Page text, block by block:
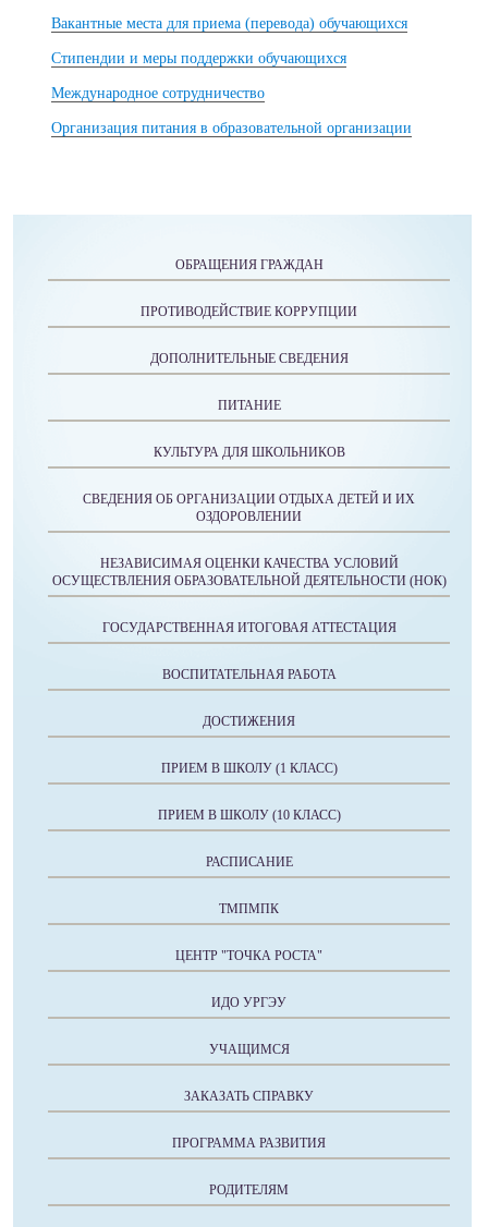
Вакантные места для приема (перевода) обучающихся
Стипендии и меры поддержки обучающихся
Международное сотрудничество
Организация питания в образовательной организации
ОБРАЩЕНИЯ ГРАЖДАН
ПРОТИВОДЕЙСТВИЕ КОРРУПЦИИ
ДОПОЛНИТЕЛЬНЫЕ СВЕДЕНИЯ
ПИТАНИЕ
КУЛЬТУРА ДЛЯ ШКОЛЬНИКОВ
СВЕДЕНИЯ ОБ ОРГАНИЗАЦИИ ОТДЫХА ДЕТЕЙ И ИХ
ОЗДОРОВЛЕНИИ
НЕЗАВИСИМАЯ ОЦЕНКИ КАЧЕСТВА УСЛОВИЙ
ОСУЩЕСТВЛЕНИЯ ОБРАЗОВАТЕЛЬНОЙ ДЕЯТЕЛЬНОСТИ (НОК)
ГОСУДАРСТВЕННАЯ ИТОГОВАЯ АТТЕСТАЦИЯ
ВОСПИТАТЕЛЬНАЯ РАБОТА
ДОСТИЖЕНИЯ
ПРИЕМ В ШКОЛУ (1 КЛАСС)
ПРИЕМ В ШКОЛУ (10 КЛАСС)
РАСПИСАНИЕ
ТМПМПК
ЦЕНТР "ТОЧКА РОСТА"
ИДО УРГЭУ
УЧАЩИМСЯ
ЗАКАЗАТЬ СПРАВКУ
ПРОГРАММА РАЗВИТИЯ
РОДИТЕЛЯМ